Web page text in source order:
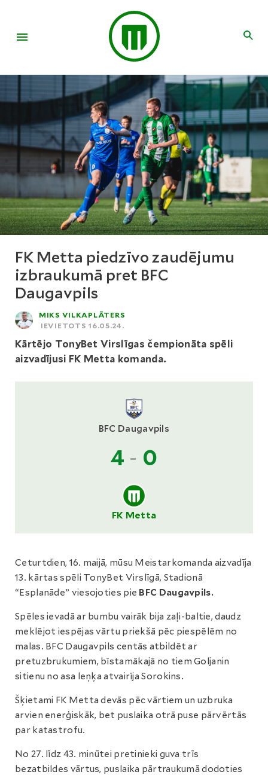
FK Metta piedzīvo zaudējumu
izbraukumā pret BFC
Daugavpils
MIKS VILKAPLĀTERS
IEVIETOTS 16.05.24.
Kārtējo TonyBet Virslīgas čempionāta spēli
aizvadījusi FK Metta komanda.
BFC Daugavpils
4 - 0
FK Metta
Ceturtdien, 16. maijā, mūsu Meistarkomanda aizvadīja
13. kārtas spēli TonyBet Virslīgā, Stadionā
“Esplanāde” viesojoties pie BFC Daugavpils.
Spēles ievadā ar bumbu vairāk bija zaļi-baltie, daudz
meklējot iespējas vārtu priekšā pēc piespēlēm no
malas. BFC Daugavpils centās atbildēt ar
pretuzbrukumiem, bīstamākajā no tiem Goljanin
sitienu no asa leņķa atvairīja Sorokins.
Šķietami FK Metta devās pēc vārtiem un uzbruka
arvien enerģiskāk, bet puslaika otrā puse pārvērtās
par katastrofu.
No 27. līdz 43. minūtei pretinieki guva trīs
bezatbildes vārtus, puslaika pārtraukumā dodoties